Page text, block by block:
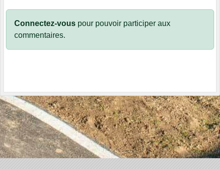
Connectez-vous pour pouvoir participer aux
commentaires.